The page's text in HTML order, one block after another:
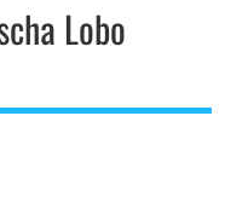
Lobo